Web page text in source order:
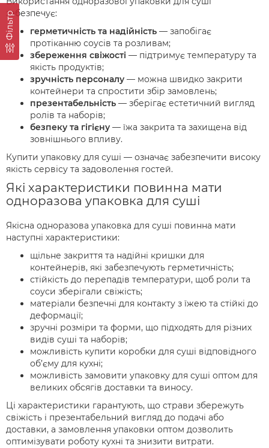
Фільтр
забезпечує:
герметичність та надійність — запобігає
протіканню соусів та розливам;
збереження свіжості — підтримує температуру та
якість продуктів;
зручність персоналу — можна швидко закрити
контейнери та спростити збір замовлень;
презентабельність — зберігає естетичний вигляд
ролів та наборів;
безпеку та гігієну — їжа закрита та захищена від
зовнішнього впливу.
Купити упаковку для суші — означає забезпечити високу
якість сервісу та задоволення гостей.
Які характеристики повинна мати
одноразова упаковка для суші
Якісна одноразова упаковка для суші повинна мати
наступні характеристики:
щільне закриття та надійні кришки для
контейнерів, які забезпечують герметичність;
стійкість до перепадів температури, щоб роли та
соуси зберігали свіжість;
матеріали безпечні для контакту з їжею та стійкі до
деформації;
зручні розміри та форми, що підходять для різних
видів суші та наборів;
можливість купити коробки для суші відповідного
об’єму для кухні;
можливість замовити упаковку для суші оптом для
великих обсягів доставки та виносу.
Ці характеристики гарантують, що страви збережуть
свіжість і презентабельний вигляд до подачі або
доставки, а замовлення упаковки оптом дозволить
оптимізувати роботу кухні та знизити витрати.